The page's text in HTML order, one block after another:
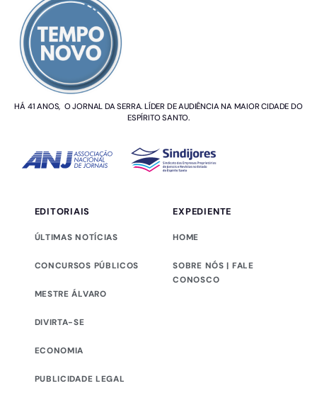
HÁ 41 ANOS, O JORNAL DA SERRA. LÍDER DE AUDIÊNCIA NA MAIOR CIDADE DO
ESPÍRITO SANTO.
EDITORIAIS
ÚLTIMAS NOTÍCIAS
CONCURSOS PÚBLICOS
MESTRE ÁLVARO
DIVIRTA-SE
ECONOMIA
PUBLICIDADE LEGAL
EXPEDIENTE
HOME
SOBRE NÓS | FALE
CONOSCO